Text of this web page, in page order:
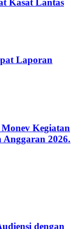
Kasat Lantas
Laporan
Kegiatan
Anggaran 2026.
dengan